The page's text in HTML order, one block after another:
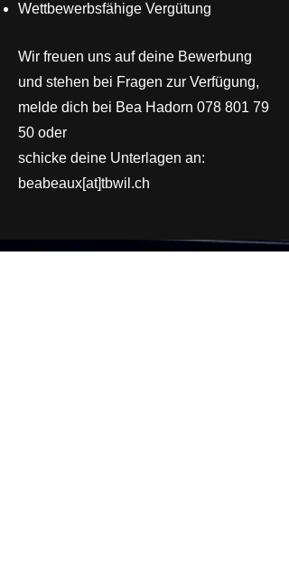
Wettbewerbsfähige Vergütung
Wir freuen uns auf deine Bewerbung
und stehen bei Fragen zur Verfügung,
melde dich bei Bea Hadorn 078 801 79
50 oder
schicke deine Unterlagen an:
beabeaux[at]tbwil.ch